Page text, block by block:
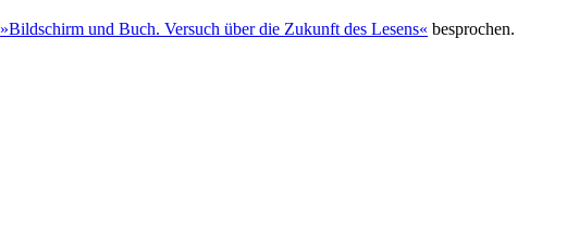
»Bildschirm und Buch. Versuch über die Zukunft des Lesens« besprochen.